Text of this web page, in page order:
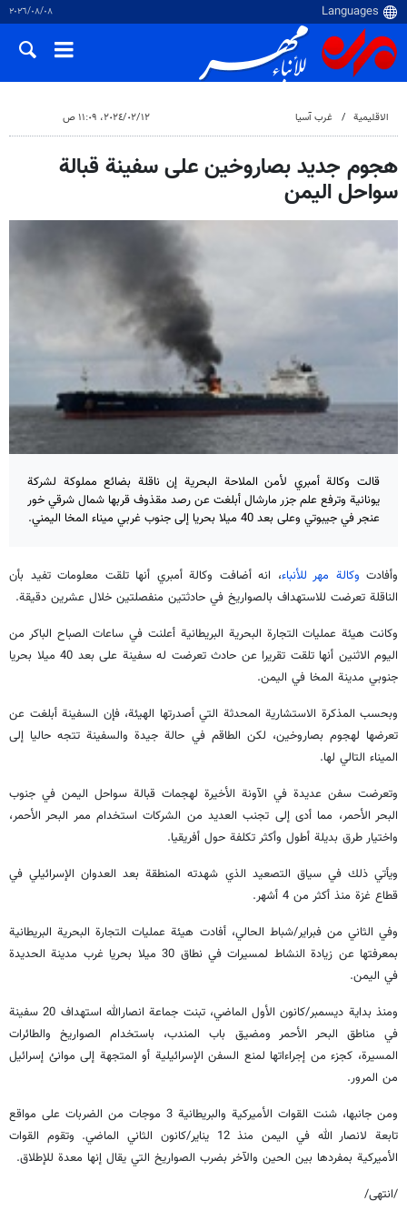
٠٨‏/٠٨‏/٢٠٢٦
الاقلیمیة غرب آسیا ١٢‏/٠٢‏/٢٠٢٤، ١١:٠٩ ص
هجوم جديد بصاروخين على سفينة قبالة
سواحل اليمن
قالت وكالة أمبري لأمن الملاحة البحرية إن ناقلة بضائع مملوكة لشركة
يونانية وترفع علم جزر مارشال أبلغت عن رصد مقذوف قربها شمال شرقي خور
عنجر في جيبوتي وعلى بعد 40 ميلا بحريا إلى جنوب غربي ميناء المخا اليمني.
وأفادت وكالة مهر للأنباء، انه أضافت وكالة أمبري أنها تلقت معلومات تفيد بأن
الناقلة تعرضت للاستهداف بالصواريخ في حادثتين منفصلتين خلال عشرين دقيقة.
وكانت هيئة عمليات التجارة البحرية البريطانية أعلنت في ساعات الصباح الباكر من
اليوم الاثنين أنها تلقت تقريرا عن حادث تعرضت له سفينة على بعد 40 ميلا بحريا
جنوبي مدينة المخا في اليمن.
وبحسب المذكرة الاستشارية المحدثة التي أصدرتها الهيئة، فإن السفينة أبلغت عن
تعرضها لهجوم بصاروخين، لكن الطاقم في حالة جيدة والسفينة تتجه حاليا إلى
الميناء التالي لها.
وتعرضت سفن عديدة في الآونة الأخيرة لهجمات قبالة سواحل اليمن في جنوب
البحر الأحمر، مما أدى إلى تجنب العديد من الشركات استخدام ممر البحر الأحمر،
واختيار طرق بديلة أطول وأكثر تكلفة حول أفريقيا.
ويأتي ذلك في سياق التصعيد الذي شهدته المنطقة بعد العدوان الإسرائيلي في
قطاع غزة منذ أكثر من 4 أشهر.
وفي الثاني من فبراير/شباط الحالي، أفادت هيئة عمليات التجارة البحرية البريطانية
بمعرفتها عن زيادة النشاط لمسيرات في نطاق 30 ميلا بحريا غرب مدينة الحديدة
في اليمن.
ومنذ بداية ديسمبر/كانون الأول الماضي، تبنت جماعة انصارالله استهداف 20 سفينة
في مناطق البحر الأحمر ومضيق باب المندب، باستخدام الصواريخ والطائرات
المسيرة، كجزء من إجراءاتها لمنع السفن الإسرائيلية أو المتجهة إلى موانئ إسرائيل
من المرور.
ومن جانبها، شنت القوات الأميركية والبريطانية 3 موجات من الضربات على مواقع
تابعة لانصار الله في اليمن منذ 12 يناير/كانون الثاني الماضي. وتقوم القوات
الأميركية بمفردها بين الحين والآخر بضرب الصواريخ التي يقال إنها معدة للإطلاق.
/انتهى/